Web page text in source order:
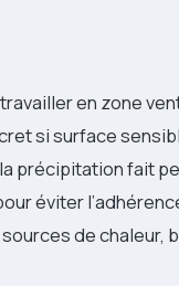
en zone
si surface
précipitation fait
éviter
sources de chaleur,